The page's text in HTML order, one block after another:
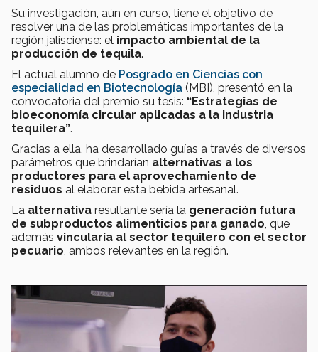
Su investigación, aún en curso, tiene el objetivo de
resolver una de las problemáticas importantes de la
región jalisciense: el impacto ambiental de la
producción de tequila.
El actual alumno de Posgrado en Ciencias con
especialidad en Biotecnología (MBI), presentó en la
convocatoria del premio su tesis: “Estrategias de
bioeconomía circular aplicadas a la industria
tequilera”.
Gracias a ella, ha desarrollado guías a través de diversos
parámetros que brindarían alternativas a los
productores para el aprovechamiento de
residuos al elaborar esta bebida artesanal.
La alternativa resultante sería la generación futura
de subproductos alimenticios para ganado , que
además vincularía al sector tequilero con el sector
pecuario , ambos relevantes en la región.